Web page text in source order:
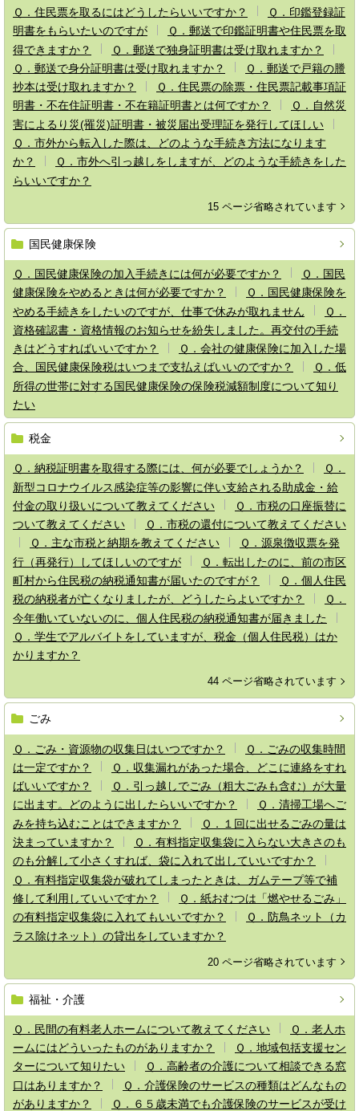
Ｑ．住民票を取るにはどうしたらいいですか？
Ｑ．印鑑登録証
明書をもらいたいのですが
Ｑ．郵送で印鑑証明書や住民票を取
得できますか？
Ｑ．郵送で独身証明書は受け取れますか？
Ｑ．郵送で身分証明書は受け取れますか？
Ｑ．郵送で戸籍の謄
抄本は受け取れますか？
Ｑ．住民票の除票・住民票記載事項証
明書・不在住証明書・不在籍証明書とは何ですか？
Ｑ．自然災
害によるり災(罹災)証明書・被災届出受理証を発行してほしい
Ｑ．市外から転入した際は、どのような手続き方法になります
か？
Ｑ．市外へ引っ越しをしますが、どのような手続きをした
らいいですか？
15 ページ省略されています
国民健康保険
Ｑ．国民健康保険の加入手続きには何が必要ですか？
Ｑ．国民
健康保険をやめるときは何が必要ですか？
Ｑ．国民健康保険を
やめる手続きをしたいのですが、仕事で休みが取れません
Ｑ．
資格確認書・資格情報のお知らせを紛失しました。再交付の手続
きはどうすればいいですか？
Ｑ．会社の健康保険に加入した場
合、国民健康保険税はいつまで支払えばいいのですか？
Ｑ．低
所得の世帯に対する国民健康保険の保険税減額制度について知り
たい
税金
Ｑ．納税証明書を取得する際には、何が必要でしょうか？
Ｑ．
新型コロナウイルス感染症等の影響に伴い支給される助成金・給
付金の取り扱いについて教えてください
Ｑ．市税の口座振替に
ついて教えてください
Ｑ．市税の還付について教えてください
Ｑ．主な市税と納期を教えてください
Ｑ．源泉徴収票を発
行（再発行）してほしいのですが
Ｑ．転出したのに、前の市区
町村から住民税の納税通知書が届いたのですが？
Ｑ．個人住民
税の納税者が亡くなりましたが、どうしたらよいですか？
Ｑ．
今年働いていないのに、個人住民税の納税通知書が届きました
Ｑ．学生でアルバイトをしていますが、税金（個人住民税）はか
かりますか？
44 ページ省略されています
ごみ
Ｑ．ごみ・資源物の収集日はいつですか？
Ｑ．ごみの収集時間
は一定ですか？
Ｑ．収集漏れがあった場合、どこに連絡をすれ
ばいいですか？
Ｑ．引っ越しでごみ（粗大ごみも含む）が大量
に出ます。どのように出したらいいですか？
Ｑ．清掃工場へご
みを持ち込むことはできますか？
Ｑ．１回に出せるごみの量は
決まっていますか？
Ｑ．有料指定収集袋に入らない大きさのも
のも分解して小さくすれば、袋に入れて出していいですか？
Ｑ．有料指定収集袋が破れてしまったときは、ガムテープ等で補
修して利用していいですか？
Ｑ．紙おむつは「燃やせるごみ」
の有料指定収集袋に入れてもいいですか？
Ｑ．防鳥ネット（カ
ラス除けネット）の貸出をしていますか？
20 ページ省略されています
福祉・介護
Ｑ．民間の有料老人ホームについて教えてください
Ｑ．老人ホ
ームにはどういったものがありますか？
Ｑ．地域包括支援セン
ターについて知りたい
Ｑ．高齢者の介護について相談できる窓
口はありますか？
Ｑ．介護保険のサービスの種類はどんなもの
がありますか？
Ｑ．６５歳未満でも介護保険のサービスが受け